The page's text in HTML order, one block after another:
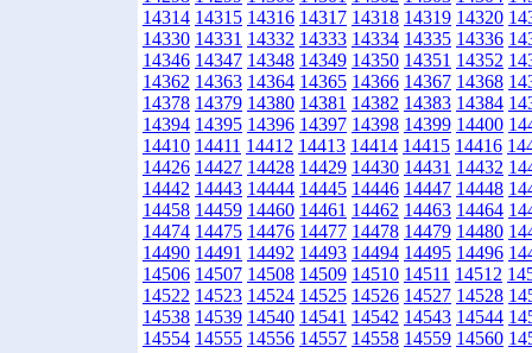
14314 14315 14316 14317 14318 14319 14320
14330 14331 14332 14333 14334 14335 14336
14346 14347 14348 14349 14350 14351 14352
14362 14363 14364 14365 14366 14367 14368
14378 14379 14380 14381 14382 14383 14384
14394 14395 14396 14397 14398 14399 14400
14410 14411 14412 14413 14414 14415 14416
14426 14427 14428 14429 14430 14431 14432
14442 14443 14444 14445 14446 14447 14448
14458 14459 14460 14461 14462 14463 14464
14474 14475 14476 14477 14478 14479 14480
14490 14491 14492 14493 14494 14495 14496
14506 14507 14508 14509 14510 14511 14512
14522 14523 14524 14525 14526 14527 14528
14538 14539 14540 14541 14542 14543 14544
14554 14555 14556 14557 14558 14559 14560